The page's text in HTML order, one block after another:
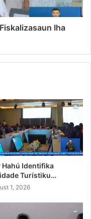
Iha
Hahú Identifika
Turístiku…
1, 2026